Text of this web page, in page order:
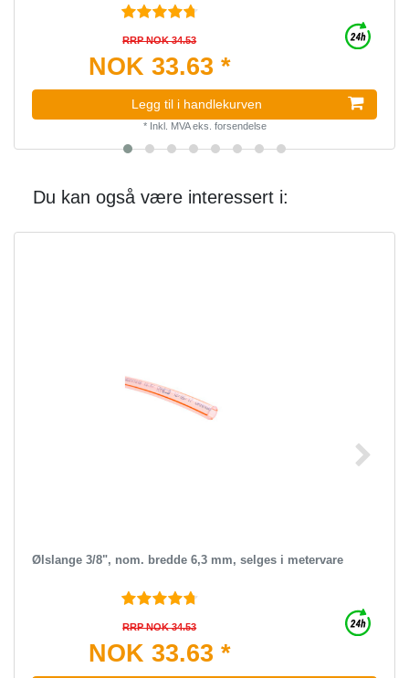
RRP NOK 34.53
NOK 33.63 *
Legg til i handlekurven
* Inkl. MVAeks. forsendelse
Du kan også være interessert i:
Ølslange 3/8", nom. bredde 6,3 mm, selges i metervare
RRP NOK 34.53
NOK 33.63 *